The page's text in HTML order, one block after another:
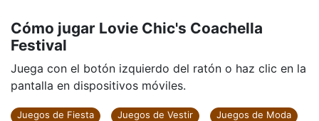
Cómo jugar Lovie Chic's Coachella
Festival
Juega con el botón izquierdo del ratón o haz clic en la
pantalla en dispositivos móviles.
Juegos de Fiesta Juegos de Vestir Juegos de Moda